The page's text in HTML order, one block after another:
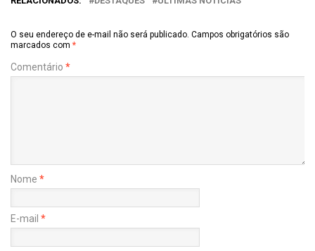
O seu endereço de e-mail não será publicado. Campos obrigatórios são
marcados com *
Comentário *
Nome *
E-mail *